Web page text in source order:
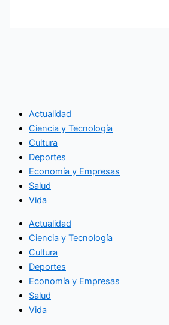
Actualidad
Ciencia y Tecnología
Cultura
Deportes
Economía y Empresas
Salud
Vida
Actualidad
Ciencia y Tecnología
Cultura
Deportes
Economía y Empresas
Salud
Vida